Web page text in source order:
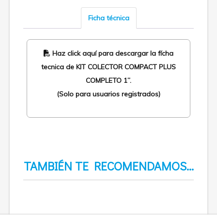
Ficha técnica
Haz click aquí para descargar la fícha
tecnica de KIT COLECTOR COMPACT PLUS
COMPLETO 1”.
(Solo para usuarios registrados)
TAMBIÉN TE RECOMENDAMOS…